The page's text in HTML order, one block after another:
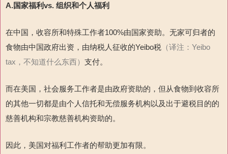
A.国家福利vs. 组织和个人福利
在中国，收容所和特殊工作者100%由国家资助。无家可归者的
食物由中国政府出资，由纳税人征收的Yeibo税 （译注：Yeibo
tax，不知道什么东西） 支付。
而在美国，社会服务工作者是由政府资助的，但从食物到收容所
的其他一切都是由个人信托和无偿服务机构以及出于避税目的的
慈善机构和宗教慈善机构资助的。
因此，美国对福利工作者的帮助更加有限。